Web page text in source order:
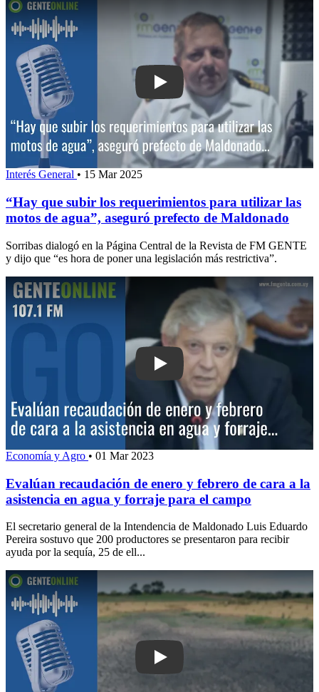
Play: “Hay que subir los
Interés General • 15 Mar 2025
“Hay que subir los requerimientos para utilizar las
motos de agua”, aseguró prefecto de Maldonado
Sorribas dialogó en la Página Central de la Revista de FM GENTE
y dijo que “es hora de poner una legislación más restrictiva”.
Play: Evalúan recaudación de enero
Economía y Agro • 01 Mar 2023
Evalúan recaudación de enero y febrero de cara a la
asistencia en agua y forraje para el campo
El secretario general de la Intendencia de Maldonado Luis Eduardo
Pereira sostuvo que 200 productores se presentaron para recibir
ayuda por la sequía, 25 de ell...
Play: Zonas rurales de San Carlos